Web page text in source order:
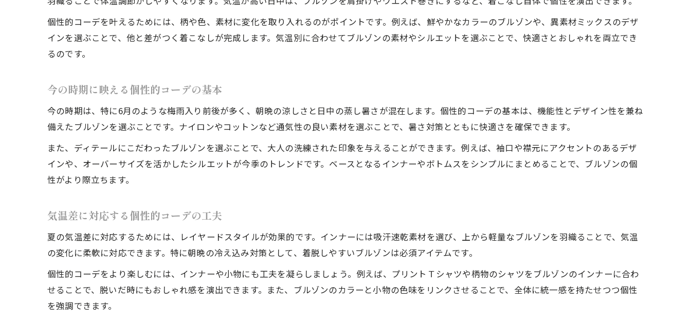
朝晩の寒暖差に対応する羽織り方
個性的コーデで朝晩の気温差を攻略
個性的コーデで快適温度を保つ方法
気温別で楽しむ個性的スタイル提案
気温別服装に最適な個性的コーデ紹介
最高気温20度に合う個性的コーデ術
ガタイがよく見える着こなしの秘訣
個性的コーデでガタイをよく見せる方法
体型引き立つ個性的コーデのバランス術
Yラインを活かした個性的コーデのコツ
個性的コーデを叶えるためには、柄や色、素材に変化を取り入れるのがポイントです。例えば、鮮やかなカラーのブルゾンや、異素材ミックスのデザ
インを選ぶことで、他と差がつく着こなしが完成します。気温別に合わせてブルゾンの素材やシルエットを選ぶことで、快適さとおしゃれを両立でき
るのです。
今の時期に映える個性的コーデの基本
今の時期は、特に6月のような梅雨入り前後が多く、朝晩の涼しさと日中の蒸し暑さが混在します。個性的コーデの基本は、機能性とデザイン性を兼ね
備えたブルゾンを選ぶことです。ナイロンやコットンなど通気性の良い素材を選ぶことで、暑さ対策とともに快適さを確保できます。
また、ディテールにこだわったブルゾンを選ぶことで、大人の洗練された印象を与えることができます。例えば、袖口や襟元にアクセントのあるデザ
インや、オーバーサイズを活かしたシルエットが今季のトレンドです。ベースとなるインナーやボトムスをシンプルにまとめることで、ブルゾンの個
性がより際立ちます。
気温差に対応する個性的コーデの工夫
夏の気温差に対応するためには、レイヤードスタイルが効果的です。インナーには吸汗速乾素材を選び、上から軽量なブルゾンを羽織ることで、気温
の変化に柔軟に対応できます。特に朝晩の冷え込み対策として、着脱しやすいブルゾンは必須アイテムです。
個性的コーデをより楽しむには、インナーや小物にも工夫を凝らしましょう。例えば、プリントＴシャツや柄物のシャツをブルゾンのインナーに合わ
せることで、脱いだ時にもおしゃれ感を演出できます。また、ブルゾンのカラーと小物の色味をリンクさせることで、全体に統一感を持たせつつ個性
を強調できます。